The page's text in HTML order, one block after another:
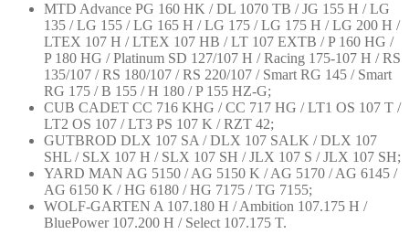
MTD Advance PG 160 HK / DL 1070 TB / JG 155 H / LG
135 / LG 155 / LG 165 H / LG 175 / LG 175 H / LG 200 H /
LTEX 107 H / LTEX 107 HB / LT 107 EXTB / P 160 HG /
P 180 HG / Platinum SD 127/107 H / Racing 175-107 H / RS
135/107 / RS 180/107 / RS 220/107 / Smart RG 145 / Smart
RG 175 / B 155 / H 180 / P 155 HZ-G;
CUB CADET CC 716 KHG / CC 717 HG / LT1 OS 107 T /
LT2 OS 107 / LT3 PS 107 K / RZT 42;
GUTBROD DLX 107 SA / DLX 107 SALK / DLX 107
SHL / SLX 107 H / SLX 107 SH / JLX 107 S / JLX 107 SH;
YARD MAN AG 5150 / AG 5150 K / AG 5170 / AG 6145 /
AG 6150 K / HG 6180 / HG 7175 / TG 7155;
WOLF-GARTEN A 107.180 H / Ambition 107.175 H /
BluePower 107.200 H / Select 107.175 T.